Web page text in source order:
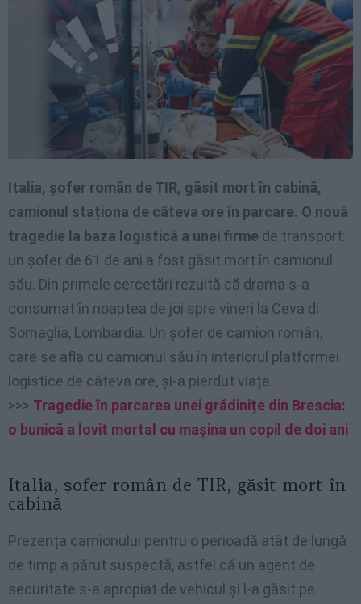
Italia, șofer român de TIR, găsit mort în cabină,
camionul staționa de câteva ore în parcare. O nouă
tragedie la baza logistică a unei firme de transport:
un șofer de 61 de ani a fost găsit mort în camionul
său. Din primele cercetări rezultă că drama s-a
consumat în noaptea de joi spre vineri la Ceva di
Somaglia, Lombardia. Un șofer de camion român,
care se afla cu camionul său în interiorul platformei
logistice de câteva ore, și-a pierdut viața.
>>> Tragedie în parcarea unei grădinițe din Brescia:
o bunică a lovit mortal cu mașina un copil de doi ani
Italia, șofer român de TIR, găsit mort în
cabină
Prezența camionului pentru o perioadă atât de lungă
de timp a părut suspectă, astfel că un agent de
securitate s-a apropiat de vehicul și l-a găsit pe